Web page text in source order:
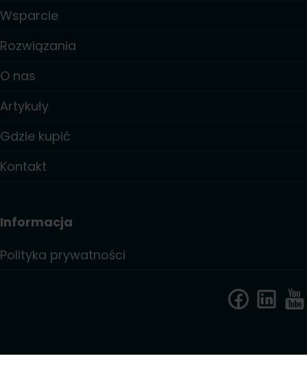
Wsparcie
Rozwiązania
O nas
Artykuły
Gdzie kupić
Kontakt
Informacja
Polityka prywatności